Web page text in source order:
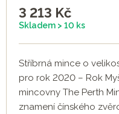
3 213 Kč
Skladem > 10 ks
Stříbrná mince o
pro rok 2020 – Rok
mincovny The Perth
znamení čínského